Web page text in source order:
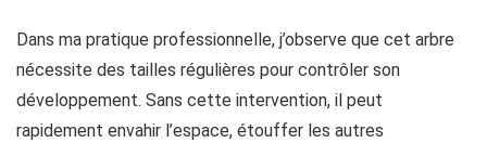
Dans ma pratique professionnelle, j’observe que cet arbre
nécessite des tailles régulières pour contrôler son
développement. Sans cette intervention, il peut
rapidement envahir l’espace, étouffer les autres